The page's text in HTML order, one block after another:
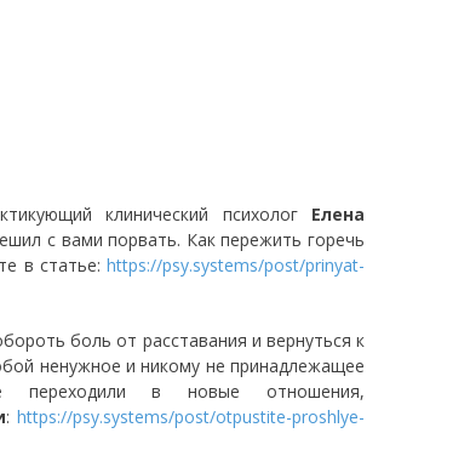
клинический психолог Елена
с вами порвать. Как пережить горечь
в статье: https://psy.systems/post/prinyat-
боль от расставания и вернуться к
ненужное и никому не принадлежащее
в новые отношения,
:https://psy.systems/post/otpustite-proshlye-